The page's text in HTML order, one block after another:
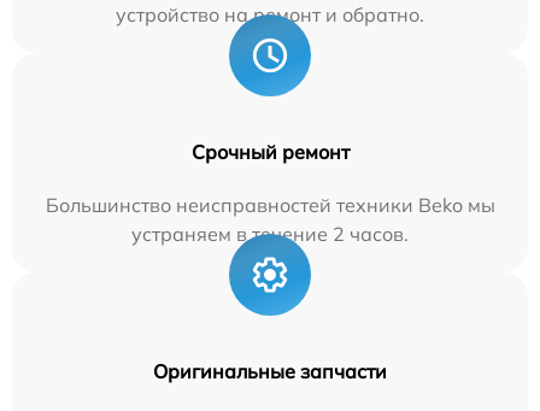
устройство на ремонт и обратно.
Срочный ремонт
Большинство неисправностей техники Beko мы
устраняем в течение 2 часов.
Оригинальные запчасти